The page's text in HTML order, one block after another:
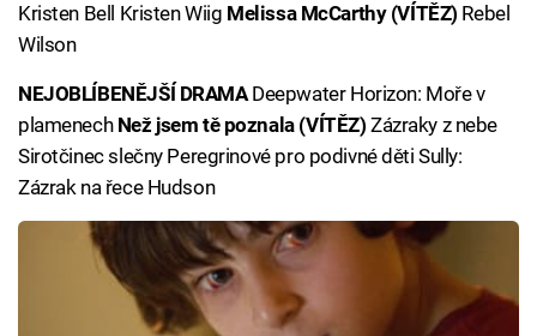
Kristen Bell Kristen Wiig Melissa McCarthy (VÍTĚZ) Rebel
Wilson
NEJOBLÍBENĚJŠÍ DRAMADeepwater Horizon: Moře v
plamenech Než jsem tě poznala (VÍTĚZ) Zázraky z nebe
Sirotčinec slečny Peregrinové pro podivné děti Sully:
Zázrak na řece Hudson